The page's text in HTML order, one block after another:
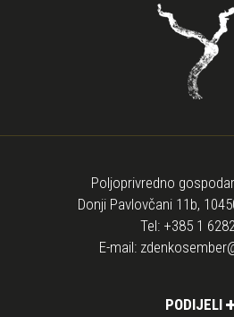
Poljoprivredno
Donji Pavlovčani 11b,
Tel: +385 1
E-mail:
PODIJELI